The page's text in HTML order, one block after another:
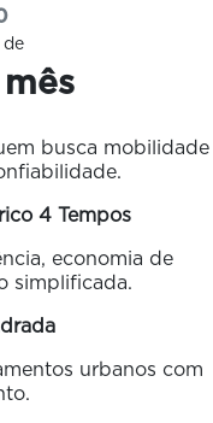
de
busca mobilidade
4 Tempos
economia de
simplificada.
urbanos com